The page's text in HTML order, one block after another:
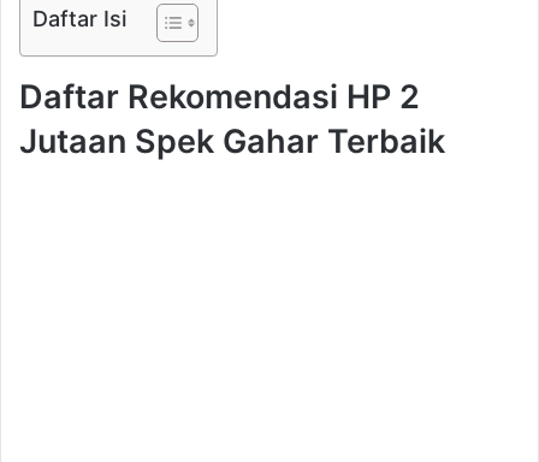
Daftar Isi
Daftar Rekomendasi HP 2
Jutaan Spek Gahar Terbaik